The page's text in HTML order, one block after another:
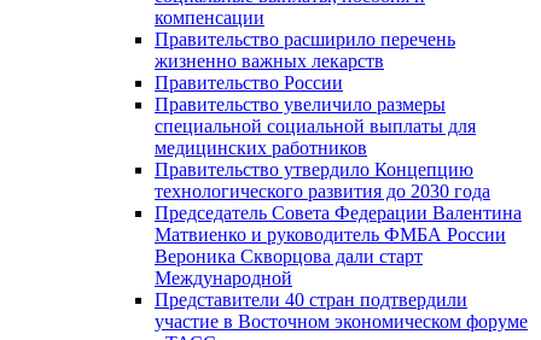
компенсации
Правительство расширило перечень
жизненно важных лекарств
Правительство России
Правительство увеличило размеры
специальной социальной выплаты для
медицинских работников
Правительство утвердило Концепцию
технологического развития до 2030 года
Председатель Совета Федерации Валентина
Матвиенко и руководитель ФМБА России
Вероника Скворцова дали старт
Международной
Представители 40 стран подтвердили
участие в Восточном экономическом форуме